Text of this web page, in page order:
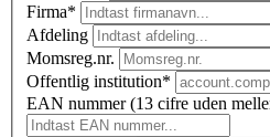
Firma*
Afdeling
Momsreg.nr.
Offentlig institution*
EAN nummer (13 cifre uden